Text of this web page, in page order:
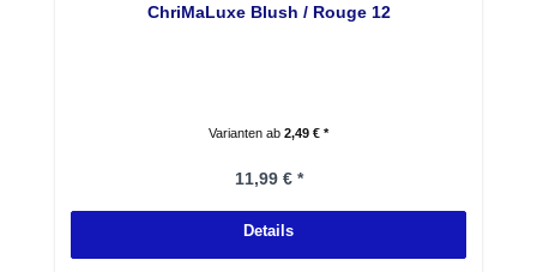
ChriMaLuxe Blush / Rouge 12
Varianten ab 2,49 € *
Regulärer Preis:
11,99 € *
Details